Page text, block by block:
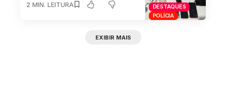
DESTAQUES
POLÍCIA
2 MIN. LEITURA
EXIBIR MAIS